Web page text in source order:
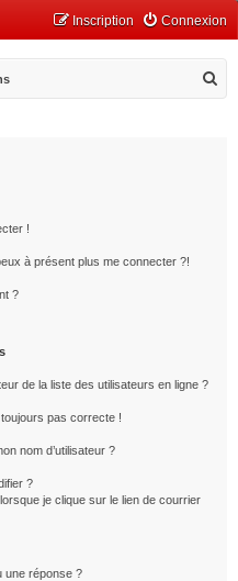
Connexion
Inscription
!
à présent plus me connecter ?!
?
de la liste des utilisateurs en ligne ?
toujours pas correcte !
nom d’utilisateur ?
?
je clique sur le lien de courrier
une réponse ?